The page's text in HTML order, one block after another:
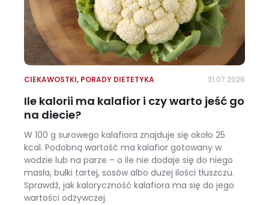
CIEKAWOSTKI, PORADY DIETETYKA 31.07.2026
Ile kalorii ma kalafior i czy warto jeść go
na diecie?
W 100 g surowego kalafiora znajduje się około 25
kcal. Podobną wartość ma kalafior gotowany w
wodzie lub na parze – o ile nie dodaje się do niego
masła, bułki tartej, sosów albo dużej ilości tłuszczu.
Sprawdź, jak kaloryczność kalafiora ma się do jego
wartości odżywczej.